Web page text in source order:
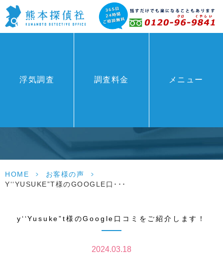
浮気調査 調査料金 メニュー
HOME > お客様の声
>
Y‘‘YUSUKE”T様のGOOGLE口･･･
y‘‘Yusuke”t様のGoogle口コミをご紹介します！
2024.03.18